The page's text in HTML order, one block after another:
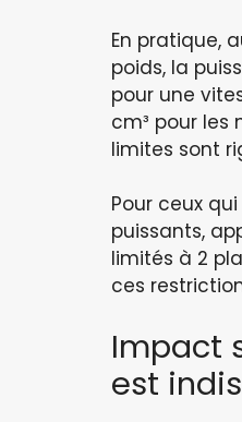
En pratique,
poids, la
pour une
cm³ pour les
limites sont
Pour ceux
puissants,
limités à 2
ces
Impact
est